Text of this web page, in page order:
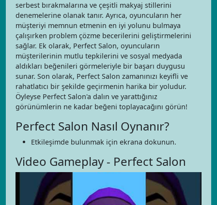
serbest bırakmalarına ve çeşitli makyaj stillerini
denemelerine olanak tanır. Ayrıca, oyuncuların her
müşteriyi memnun etmenin en iyi yolunu bulmaya
çalışırken problem çözme becerilerini geliştirmelerini
sağlar. Ek olarak, Perfect Salon, oyuncuların
müşterilerinin mutlu tepkilerini ve sosyal medyada
aldıkları beğenileri görmeleriyle bir başarı duygusu
sunar. Son olarak, Perfect Salon zamanınızı keyifli ve
rahatlatıcı bir şekilde geçirmenin harika bir yoludur.
Öyleyse Perfect Salon'a dalın ve yarattığınız
görünümlerin ne kadar beğeni toplayacağını görün!
Perfect Salon Nasıl Oynanır?
Etkileşimde bulunmak için ekrana dokunun.
Video Gameplay - Perfect Salon